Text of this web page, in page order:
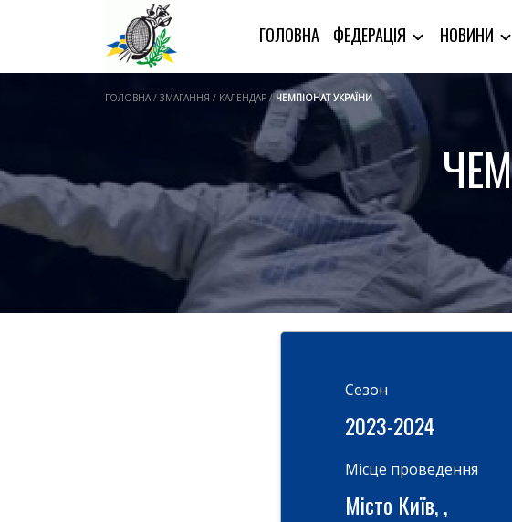
ГОЛОВНА ФЕДЕРАЦІЯ НОВИНИ
ГОЛОВНА / ЗМАГАННЯ / КАЛЕНДАР / ЧЕМПІОНАТ УКРАЇНИ
Cезон
2023-2024
Місце проведення
Місто Київ, ,